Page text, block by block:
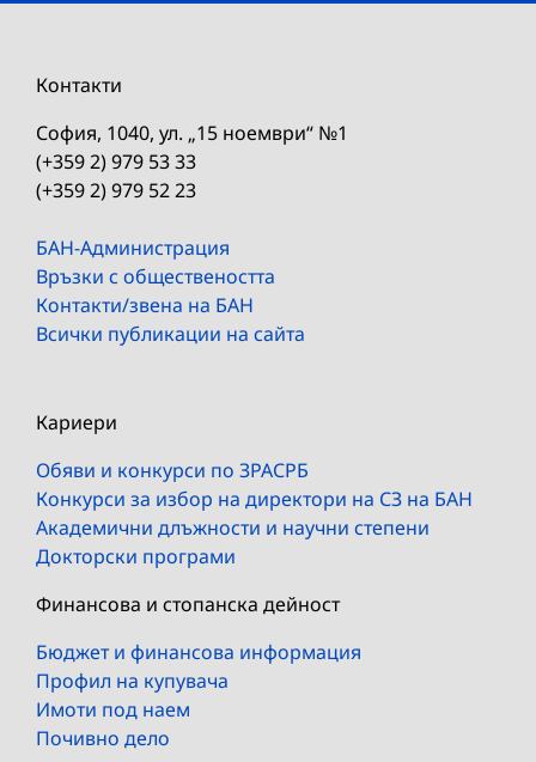
Контакти
София, 1040, ул. „15 ноември“ №1
(+359 2) 979 53 33
(+359 2) 979 52 23
БАН-Администрация
Връзки с обществеността
Контакти/звена на БАН
Всички публикации на сайта
Кариери
Обяви и конкурси по ЗРАСРБ
Конкурси за избор на директори на СЗ на БАН
Академични длъжности и научни степени
Докторски програми
Финансова и стопанска дейност
Бюджет и финансова информация
Профил на купувача
Имоти под наем
Почивно дело